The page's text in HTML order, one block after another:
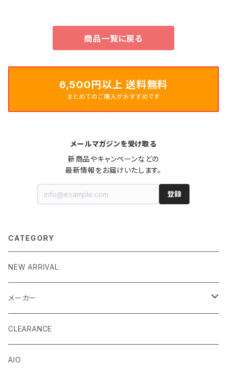
商品一覧に戻る
6,500円以上 送料無料
まとめてのご購入がおすすめです
メールマガジンを受け取る
新商品やキャンペーンなどの
最新情報をお届けいたします。
登録
CATEGORY
NEW ARRIVAL
メーカー
EK by LM Tek
Stealkey Customs (coming soon)
CLEARANCE
AIO